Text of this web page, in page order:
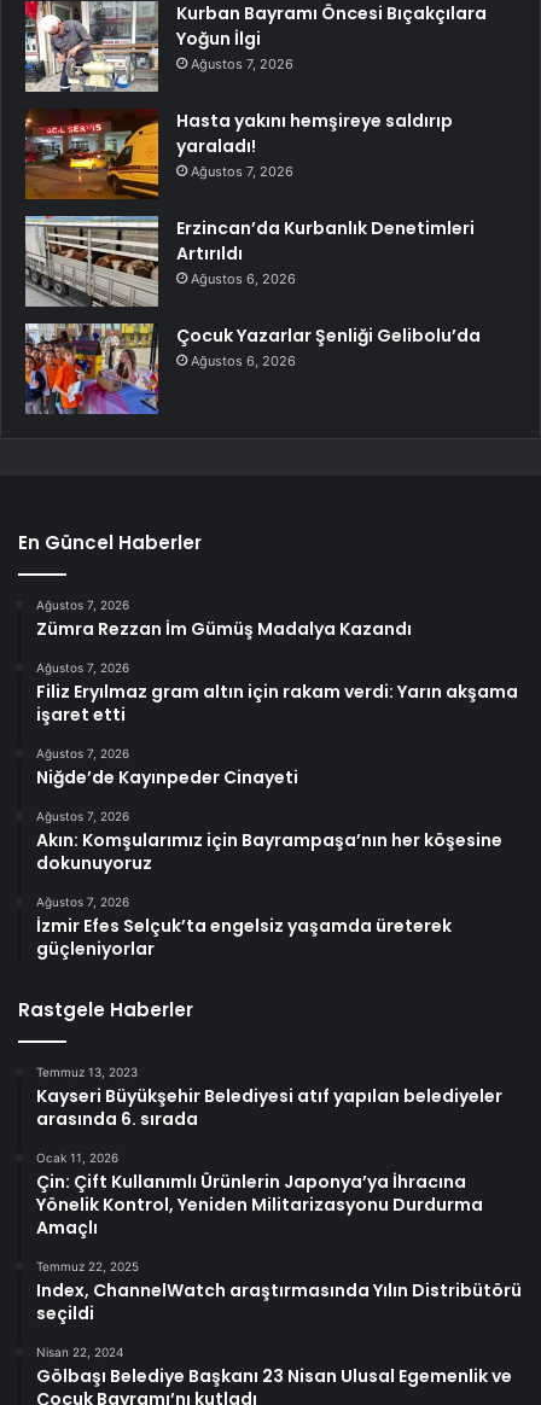
Kurban Bayramı Öncesi Bıçakçılara
Yoğun İlgi
Ağustos 7, 2026
Hasta yakını hemşireye saldırıp
yaraladı!
Ağustos 7, 2026
Erzincan’da Kurbanlık Denetimleri
Artırıldı
Ağustos 6, 2026
Çocuk Yazarlar Şenliği Gelibolu’da
Ağustos 6, 2026
En Güncel Haberler
Ağustos 7, 2026
Zümra Rezzan İm Gümüş Madalya Kazandı
Ağustos 7, 2026
Filiz Eryılmaz gram altın için rakam verdi: Yarın akşama
işaret etti
Ağustos 7, 2026
Niğde’de Kayınpeder Cinayeti
Ağustos 7, 2026
Akın: Komşularımız için Bayrampaşa’nın her köşesine
dokunuyoruz
Ağustos 7, 2026
İzmir Efes Selçuk’ta engelsiz yaşamda üreterek
güçleniyorlar
Rastgele Haberler
Temmuz 13, 2023
Kayseri Büyükşehir Belediyesi atıf yapılan belediyeler
arasında 6. sırada
Ocak 11, 2026
Çin: Çift Kullanımlı Ürünlerin Japonya’ya İhracına
Yönelik Kontrol, Yeniden Militarizasyonu Durdurma
Amaçlı
Temmuz 22, 2025
Index, ChannelWatch araştırmasında Yılın Distribütörü
seçildi
Nisan 22, 2024
Gölbaşı Belediye Başkanı 23 Nisan Ulusal Egemenlik ve
Çocuk Bayramı’nı kutladı